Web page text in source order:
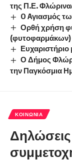
της Π.Ε.
O Aγιασμός
Ορθή χρήση
(φυτοφαρμάκων)
Ο Δήμος
την Παγκόσμια
ΚΟΙΝΩΝΊΑ
Δηλώσεις